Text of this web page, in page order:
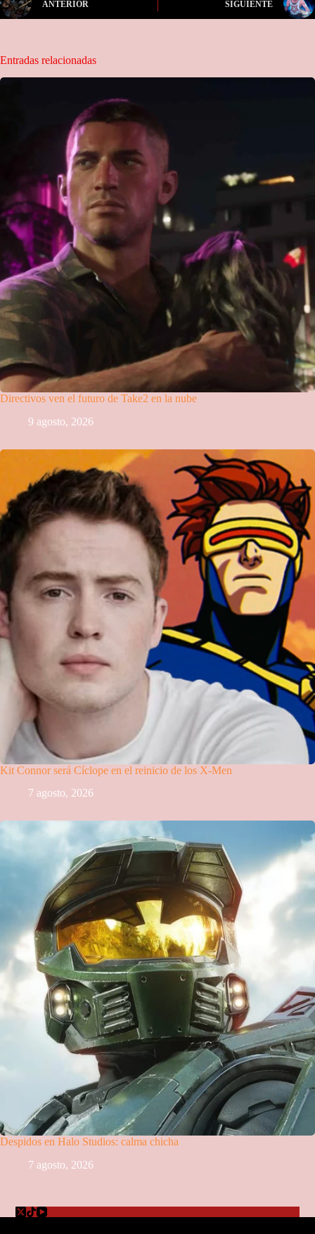
ANTERIOR SIGUIENTE
Entradas relacionadas
Directivos ven el futuro de Take2 en la nube
9 agosto, 2026
Kit Connor será Cíclope en el reinicio de los X-Men
7 agosto, 2026
Despidos en Halo Studios: calma chicha
7 agosto, 2026